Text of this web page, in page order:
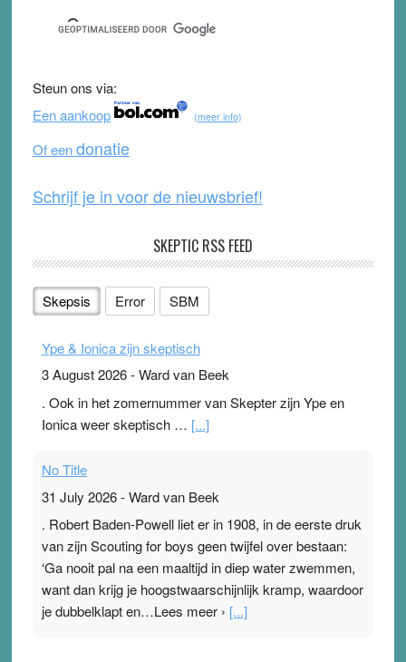
c
e
b
o
o
k
tt
er
u
T
b
e
e
d
Steun ons via:
Een aankoop
(meer info)
Of eendonatie
Schrijf je in voor de nieuwsbrief!
SKEPTIC RSS FEED
Skepsis Error SBM
Ype & Ionica zijn skeptisch
3 August 2026-Ward van Beek
. Ook in het zomernummer van Skepter zijn Ype en
Ionica weer skeptisch … [...]
No Title
31 July 2026-Ward van Beek
. Robert Baden-Powell liet er in 1908, in de eerste druk
van zijn Scouting for boys geen twijfel over bestaan:
‘Ga nooit pal na een maaltijd in diep water zwemmen,
want dan krijg je hoogstwaarschijnlijk kramp, waardoor
je dubbelklapt en…Lees meer › [...]